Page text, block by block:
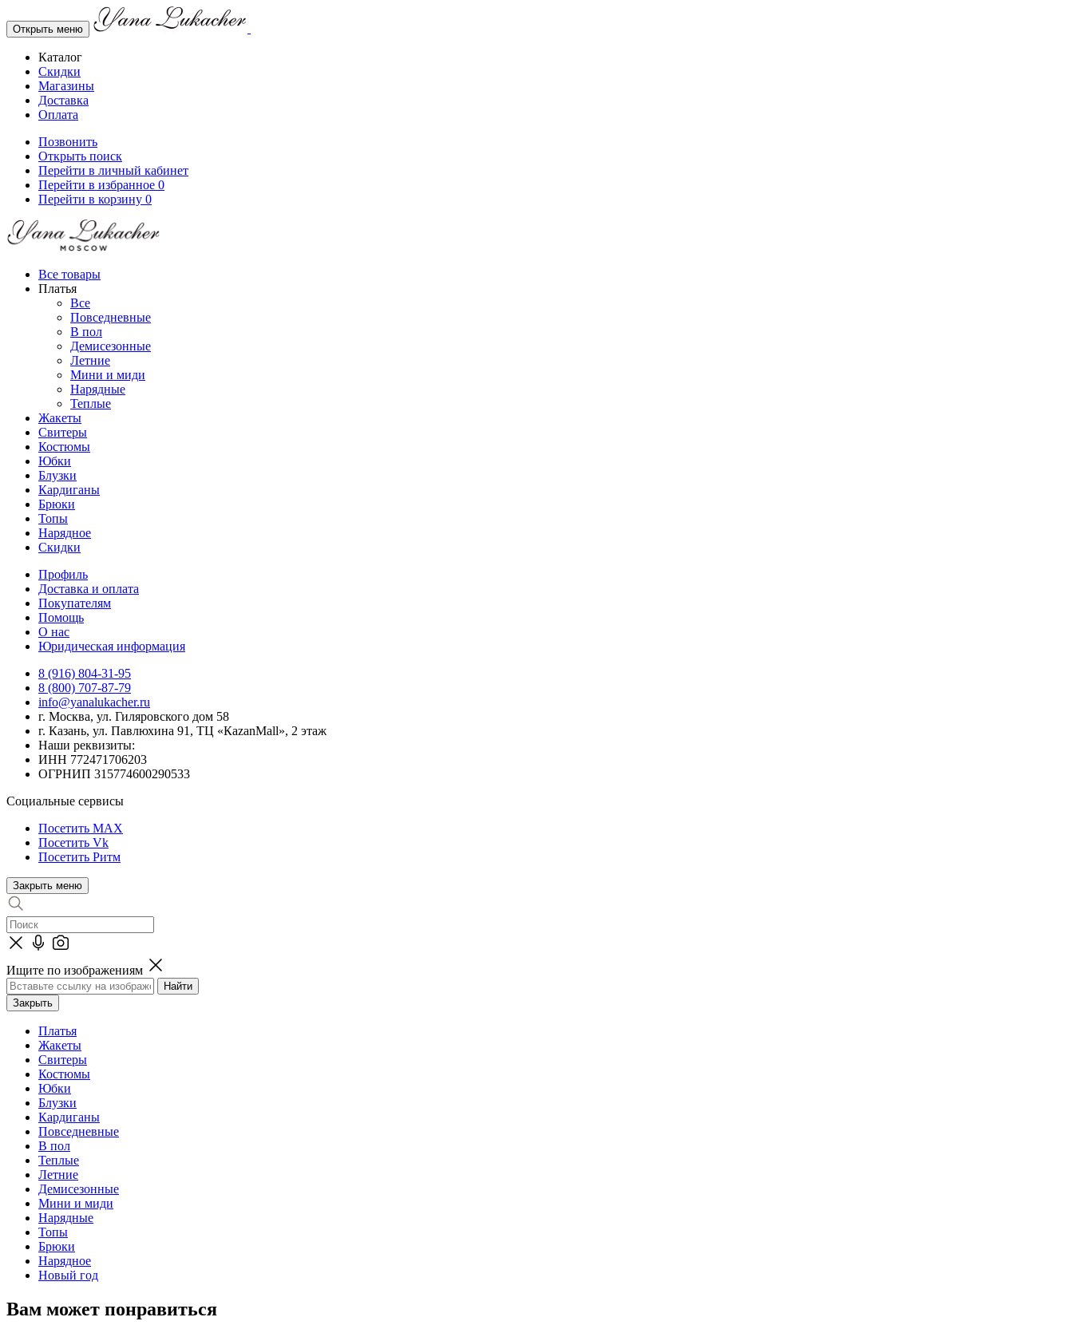
Открыть меню
Каталог
Скидки
Магазины
Доставка
Оплата
Позвонить
Открыть поиск
Перейти в личный кабинет
Перейти в избранное 0
Перейти в корзину 0
Все товары
Платья
Все
Повседневные
В пол
Демисезонные
Летние
Мини и миди
Нарядные
Теплые
Жакеты
Свитеры
Костюмы
Юбки
Блузки
Кардиганы
Брюки
Топы
Нарядное
Скидки
Профиль
Доставка и оплата
Покупателям
Помощь
О нас
Юридическая информация
8 (916) 804-31-95
8 (800) 707-87-79
info@yanalukacher.ru
г. Москва, ул. Гиляровского дом 58
г. Казань, ул. Павлюхина 91, ТЦ «КazanMall», 2 этаж
Наши реквизиты:
ИНН 772471706203
ОГРНИП 315774600290533
Социальные сервисы
Посетить MAX
Посетить Vk
Посетить Ритм
Закрыть меню
Ищите по изображениям
Закрыть
Платья
Жакеты
Свитеры
Костюмы
Юбки
Блузки
Кардиганы
Повседневные
В пол
Теплые
Летние
Демисезонные
Мини и миди
Нарядные
Топы
Брюки
Нарядное
Новый год
Вам может понравиться